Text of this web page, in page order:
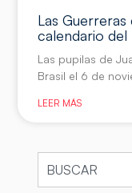
Las
calendario del
Las pupilas de
Brasil el 6 de
LEER MÁS